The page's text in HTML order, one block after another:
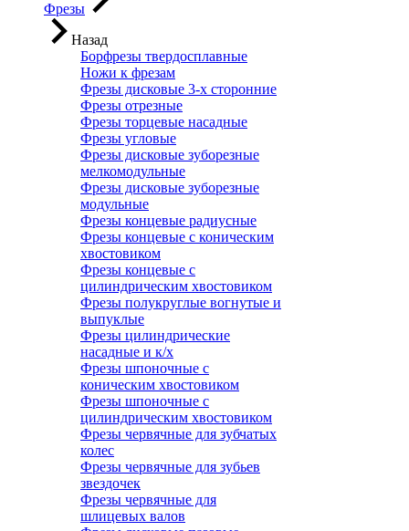
Фрезы
Назад
Борфрезы твердосплавные
Ножи к фрезам
Фрезы дисковые 3-х сторонние
Фрезы отрезные
Фрезы торцевые насадные
Фрезы угловые
Фрезы дисковые зуборезные
мелкомодульные
Фрезы дисковые зуборезные
модульные
Фрезы концевые радиусные
Фрезы концевые с коническим
хвостовиком
Фрезы концевые с
цилиндрическим хвостовиком
Фрезы полукруглые вогнутые и
выпуклые
Фрезы цилиндрические
насадные и к/х
Фрезы шпоночные с
коническим хвостовиком
Фрезы шпоночные с
цилиндрическим хвостовиком
Фрезы червячные для зубчатых
колес
Фрезы червячные для зубьев
звездочек
Фрезы червячные для
шлицевых валов